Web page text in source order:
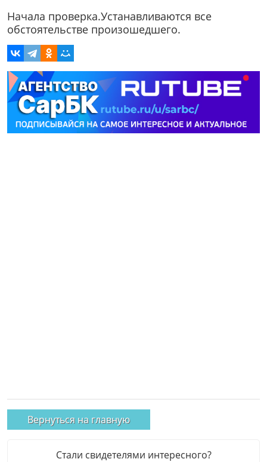
Начала проверка.Устанавливаются все
обстоятельстве произошедшего.
Вернуться на главную
Стали свидетелями интересного?